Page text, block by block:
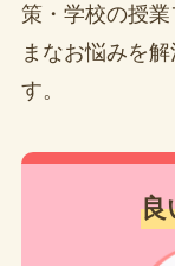
策・学校の授
まなお悩みを
す。
良